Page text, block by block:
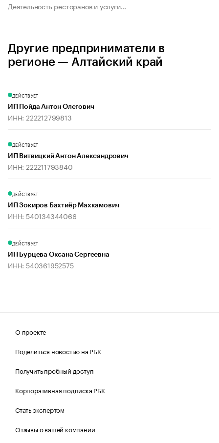
Деятельность ресторанов и услуги...
Другие предприниматели в
регионе — Алтайский край
ДЕЙСТВУЕТ
ИП Пойда Антон Олегович
ИНН: 222212799813
ДЕЙСТВУЕТ
ИП Витвицкий Антон Александрович
ИНН: 222211793840
ДЕЙСТВУЕТ
ИП Зокиров Бахтиёр Махкамович
ИНН: 540134344066
ДЕЙСТВУЕТ
ИП Бурцева Оксана Сергеевна
ИНН: 540361952575
О проекте
Поделиться новостью на РБК
Получить пробный доступ
Корпоративная подписка РБК
Стать экспертом
Отзывы о вашей компании